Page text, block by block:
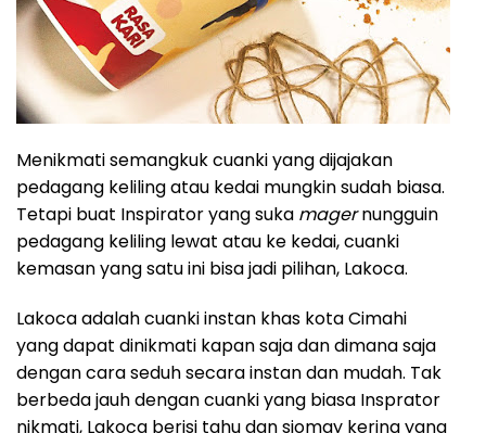
Menikmati semangkuk cuanki yang dijajakan
pedagang keliling atau kedai mungkin sudah biasa.
Tetapi buat Inspirator yang suka magernungguin
pedagang keliling lewat atau ke kedai, cuanki
kemasan yang satu ini bisa jadi pilihan, Lakoca.
Lakoca adalah cuanki instan khas kota Cimahi
yang dapat dinikmati kapan saja dan dimana saja
dengan cara seduh secara instan dan mudah. Tak
berbeda jauh dengan cuanki yang biasa Insprator
nikmati, Lakoca berisi tahu dan siomay kering yang